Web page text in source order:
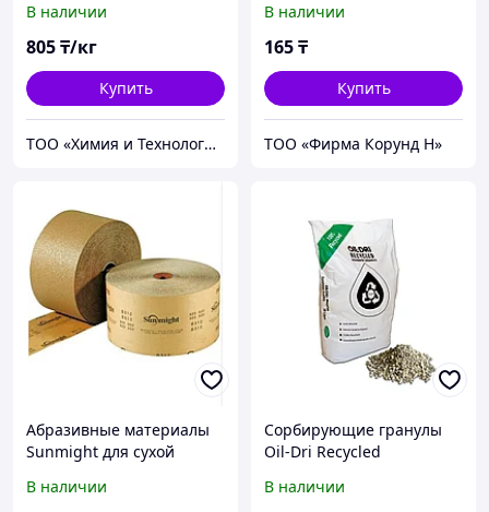
В наличии
805₸/кг
Купить
ТОО «Химия и Технология»
В наличии
165₸
Купить
ТОО «Фирма Корунд Н»
Абразивные материалы
Sunmight для сухой
В наличии
Cорбирующие гранулы
Oil-Dri Recycled
В наличии